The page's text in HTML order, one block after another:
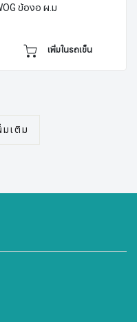
ข้องอ ผ.ม
เพิ่มในรถเข็น
เติม